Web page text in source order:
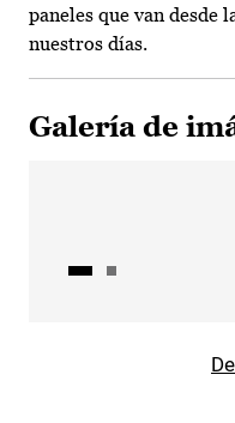
paneles que van desde
nuestros días.
Galería de